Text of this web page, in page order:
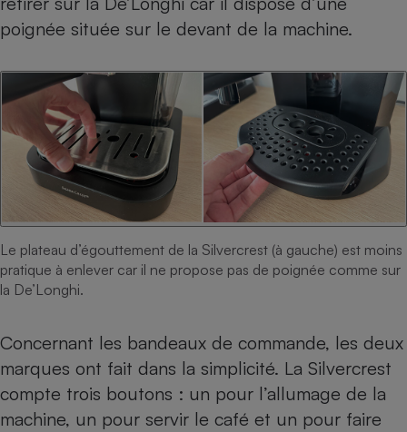
poignée située sur le devant de la machine.
Le plateau d’égouttement de la Silvercrest (à gauche) est moins
pratique à enlever car il ne propose pas de poignée comme sur
la De’Longhi.
Concernant les bandeaux de commande, les deux
marques ont fait dans la simplicité. La Silvercrest
compte trois boutons : un pour l’allumage de la
machine, un pour servir le café et un pour faire